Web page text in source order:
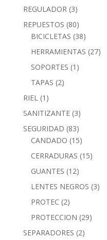
REGULADOR (3)
REPUESTOS (80)
BICICLETAS (38)
HERRAMIENTAS (27)
SOPORTES (1)
TAPAS (2)
RIEL (1)
SANITIZANTE (3)
SEGURIDAD (83)
CANDADO (15)
CERRADURAS (15)
GUANTES (12)
LENTES NEGROS (3)
PROTEC (2)
PROTECCION (29)
SEPARADORES (2)